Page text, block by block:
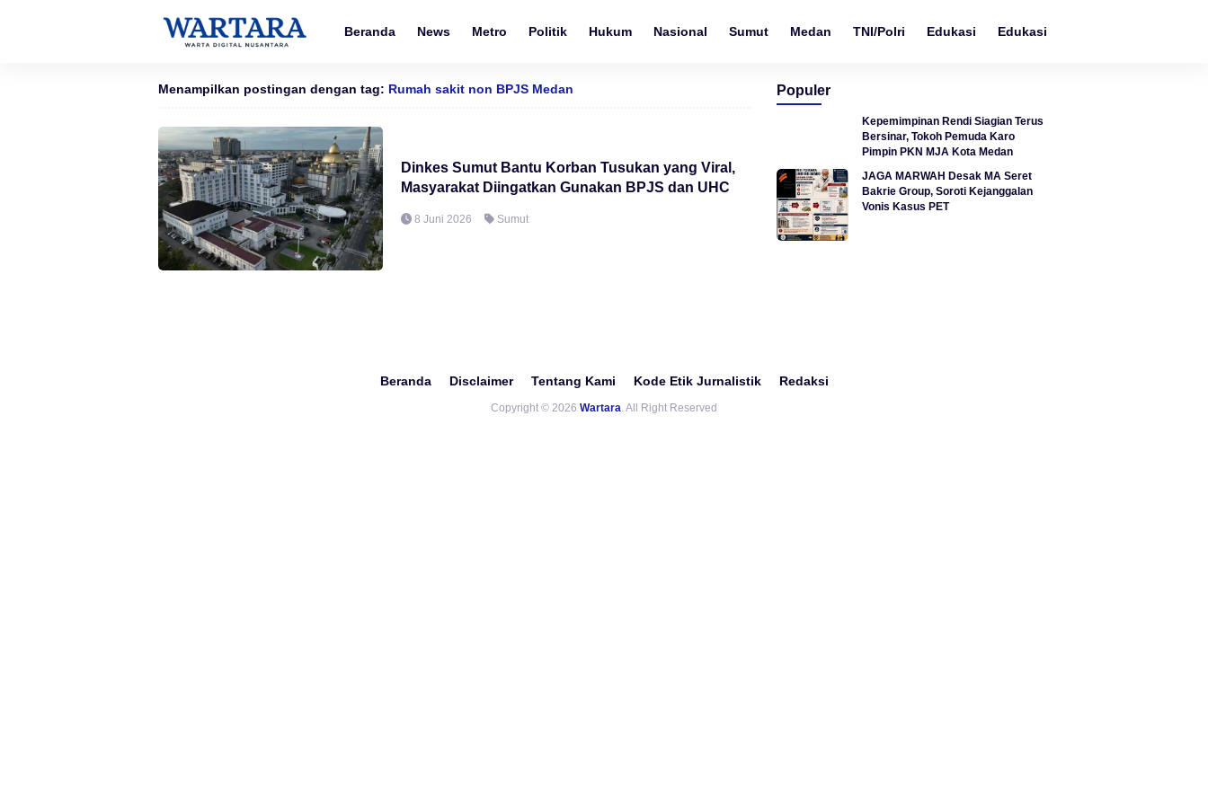
Beranda News Metro Politik Hukum Nasional Sumut Medan TNI/Polri Edukasi Edukasi
Menampilkan postingan dengan tag: Rumah sakit non BPJS Medan
Dinkes Sumut Bantu Korban Tusukan yang Viral,
Masyarakat Diingatkan Gunakan BPJS dan UHC
8 Juni 2026 Sumut
Populer
Kepemimpinan Rendi Siagian Terus
Bersinar, Tokoh Pemuda Karo
Pimpin PKN MJA Kota Medan
JAGA MARWAH Desak MA Seret
Bakrie Group, Soroti Kejanggalan
Vonis Kasus PET
Beranda Disclaimer Tentang Kami Kode Etik Jurnalistik Redaksi
Copyright © 2026 Wartara. All Right Reserved